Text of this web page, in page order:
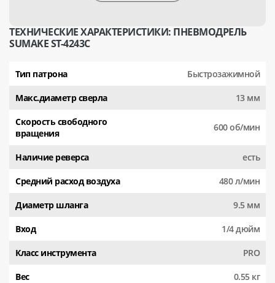
ТЕХНИЧЕСКИЕ ХАРАКТЕРИСТИКИ: ПНЕВМОДРЕЛЬ
SUMAKE ST-4243C
Тип патрона Быстрозажимной
Макс.диаметр сверла 13 мм
Скорость свободного
вращения
600 об/мин
Наличие реверса есть
Средний расход воздуха 480 л/мин
Диаметр шланга 9.5 мм
Вход 1/4 дюйм
Класс инструмента PRO
Вес 0.55 кг